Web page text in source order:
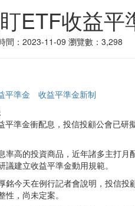
ETF收益
間：2023-11-09 瀏覽數：3,298
平準金
收益平準金新制
平準金衝配息，投信投顧公會已
率高的投資商品，近年諸多主打
建立收益平準金動用規範。
銘今天在例行記者會說明，投信
，尚未定案。